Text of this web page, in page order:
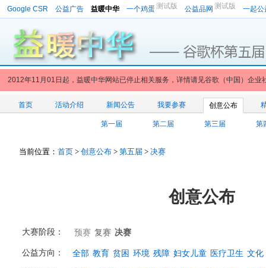
Google CSR 公益广告 益暖中华 一个鸡蛋 测试版 公益品网 测试版 一起公
2012年11月01日起，益暖中华网站已停止相关服务，详情请见谷歌（中国）企业
首页 活动介绍 新闻公告 我要参赛 创意公布
第一届 第二届 第三届 第
当前位置： 首页 > 创意公布 > 第五届 > 决赛
创意公布
大赛阶段： 预赛 复赛 决赛
公益方向： 全部 教育 贫困 环境 残障 妇女儿童 医疗卫生 文化